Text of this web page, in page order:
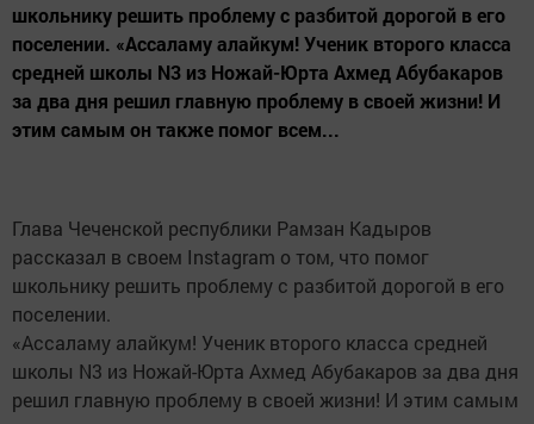
школьнику решить проблему с разбитой дорогой в его
поселении. «Ассаламу алайкум! Ученик второго класса
средней школы N3 из Ножай-Юрта Ахмед Абубакаров
за два дня решил главную проблему в своей жизни! И
этим самым он также помог всем...
Глава Чеченской республики Рамзан Кадыров
рассказал в своем Instagram о том, что помог
школьнику решить проблему с разбитой дорогой в его
поселении.
«Ассаламу алайкум! Ученик второго класса средней
школы N3 из Ножай-Юрта Ахмед Абубакаров за два дня
решил главную проблему в своей жизни! И этим самым